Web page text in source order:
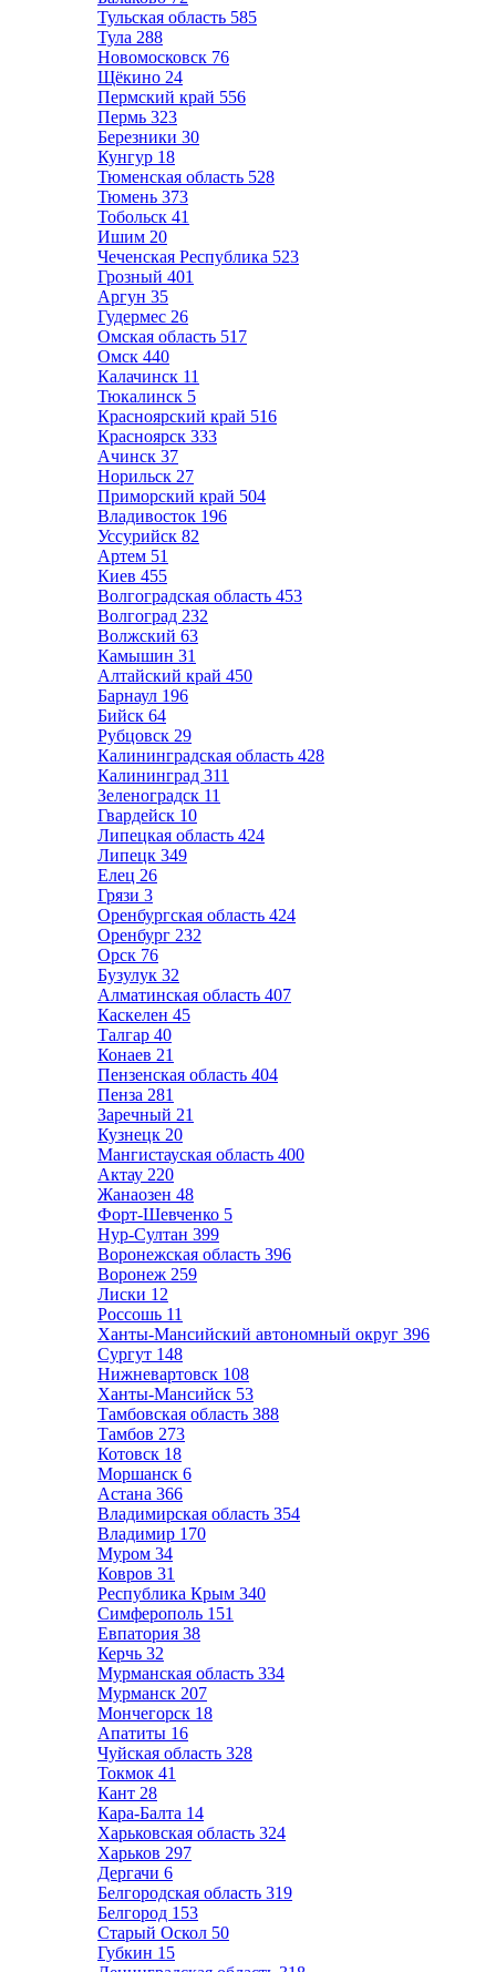
Тульская область 585
Тула 288
Новомосковск 76
Щёкино 24
Пермский край 556
Пермь 323
Березники 30
Кунгур 18
Тюменская область 528
Тюмень 373
Тобольск 41
Ишим 20
Чеченская Республика 523
Грозный 401
Аргун 35
Гудермес 26
Омская область 517
Омск 440
Калачинск 11
Тюкалинск 5
Красноярский край 516
Красноярск 333
Ачинск 37
Норильск 27
Приморский край 504
Владивосток 196
Уссурийск 82
Артем 51
Киев 455
Волгоградская область 453
Волгоград 232
Волжский 63
Камышин 31
Алтайский край 450
Барнаул 196
Бийск 64
Рубцовск 29
Калининградская область 428
Калининград 311
Зеленоградск 11
Гвардейск 10
Липецкая область 424
Липецк 349
Елец 26
Грязи 3
Оренбургская область 424
Оренбург 232
Орск 76
Бузулук 32
Алматинская область 407
Каскелен 45
Талгар 40
Конаев 21
Пензенская область 404
Пенза 281
Заречный 21
Кузнецк 20
Мангистауская область 400
Актау 220
Жанаозен 48
Форт-Шевченко 5
Нур-Султан 399
Воронежская область 396
Воронеж 259
Лиски 12
Россошь 11
Ханты-Мансийский автономный округ 396
Сургут 148
Нижневартовск 108
Ханты-Мансийск 53
Тамбовская область 388
Тамбов 273
Котовск 18
Моршанск 6
Астана 366
Владимирская область 354
Владимир 170
Муром 34
Ковров 31
Республика Крым 340
Симферополь 151
Евпатория 38
Керчь 32
Мурманская область 334
Мурманск 207
Мончегорск 18
Апатиты 16
Чуйская область 328
Токмок 41
Кант 28
Кара-Балта 14
Харьковская область 324
Харьков 297
Дергачи 6
Белгородская область 319
Белгород 153
Старый Оскол 50
Губкин 15